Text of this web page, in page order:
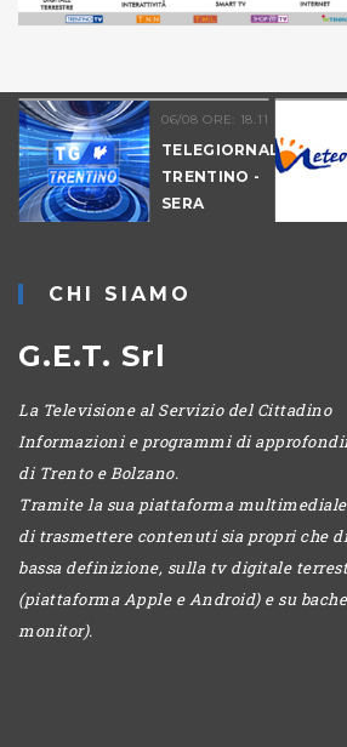
06/08 ORE: 18.11
TELEGIORNALE
TRENTINO -
SERA
CHI SIAMO
G.E.T. Srl
La Televisione al Servizio del Cittadino
Informazioni e programmi di
di Trento e Bolzano.
Tramite la sua piattaforma
di trasmettere contenuti sia propri che
bassa definizione, sulla tv digitale
(piattaforma Apple e Android) e su
monitor).